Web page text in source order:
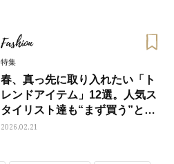
Fashion
特集
春、真っ先に取り入れたい「ト
レンドアイテム」12選。人気ス
タイリスト達も“まず買う”と宣
言！
2026.02.21